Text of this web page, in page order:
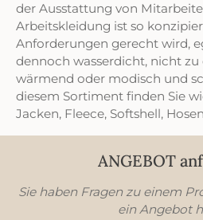
der Ausstattung von
Arbeitskleidung ist so
Anforderungen gerecht wird,
dennoch wasserdicht, nicht
wärmend oder modisch und
diesem Sortiment finden Sie
Jacken, Fleece, Softshell,
ANGEBOT
Sie haben Fragen zu einem
ein Angebot